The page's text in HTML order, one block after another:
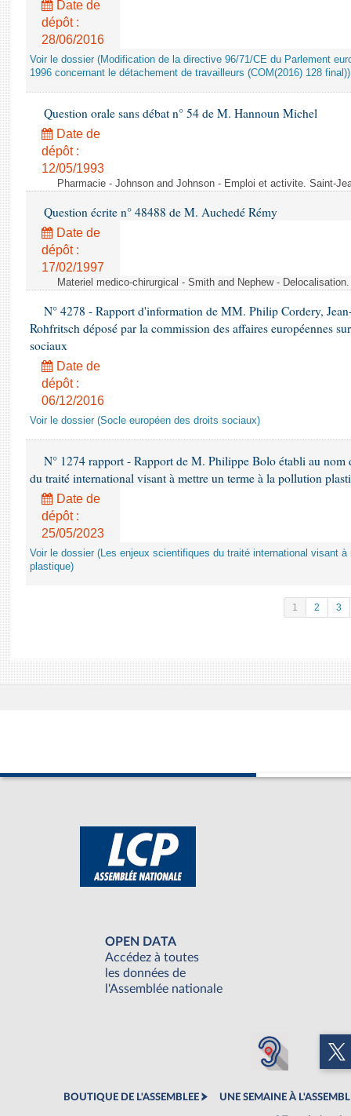
Date de
dépôt :
28/06/2016
Voir le dossier (Modification de la directive 96/71/CE du Parlement
1996 concernant le détachement de travailleurs (COM(2016) 128 final))
Question orale sans débat n° 54 de M. Hannoun Michel
Date de
dépôt :
12/05/1993
Pharmacie - Johnson and Johnson - Emploi et activite. Saint-
Question écrite n° 48488 de M. Auchedé Rémy
Date de
dépôt :
17/02/1997
Materiel medico-chirurgical - Smith and Nephew -
N° 4278 - Rapport d'information de MM. Philip Cordery,
Rohfritsch déposé par la commission des affaires européennes
sociaux
Date de
dépôt :
06/12/2016
Voir le dossier (Socle européen des droits sociaux)
N° 1274 rapport - Rapport de M. Philippe Bolo établi au
du traité international visant à mettre un terme à la pollution
Date de
dépôt :
25/05/2023
Voir le dossier (Les enjeux scientifiques du traité international visant
plastique)
1 2 3
OPEN DATA
Accédez à toutes
les données de
l'Assemblée nationale
BOUTIQUE DE L'ASSEMBLEE UNE SEMAINE À